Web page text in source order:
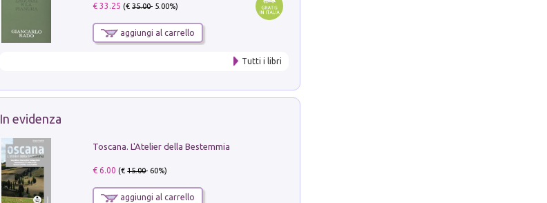
€ 33.25 (€35.00- 5.00%)
aggiungi al carrello
Tutti i libri
In evidenza
Toscana. L'Atelier della Bestemmia
€ 6.00 (€15.00- 60%)
aggiungi al carrello